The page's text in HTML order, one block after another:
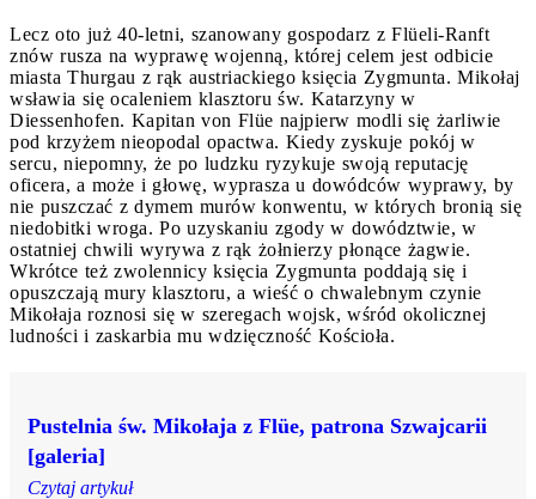
Lecz oto już 40-letni, szanowany gospodarz z Flüeli-Ranft
znów rusza na wyprawę wojenną, której celem jest odbicie
miasta Thurgau z rąk austriackiego księcia Zygmunta. Mikołaj
wsławia się ocaleniem klasztoru św. Katarzyny w
Diessenhofen. Kapitan von Flüe najpierw modli się żarliwie
pod krzyżem nieopodal opactwa. Kiedy zyskuje pokój w
sercu, niepomny, że po ludzku ryzykuje swoją reputację
oficera, a może i głowę, wyprasza u dowódców wyprawy, by
nie puszczać z dymem murów konwentu, w których bronią się
niedobitki wroga. Po uzyskaniu zgody w dowództwie, w
ostatniej chwili wyrywa z rąk żołnierzy płonące żagwie.
Wkrótce też zwolennicy księcia Zygmunta poddają się i
opuszczają mury klasztoru, a wieść o chwalebnym czynie
Mikołaja roznosi się w szeregach wojsk, wśród okolicznej
ludności i zaskarbia mu wdzięczność Kościoła.
Pustelnia św. Mikołaja z Flüe, patrona Szwajcarii
[galeria]
Czytaj artykuł